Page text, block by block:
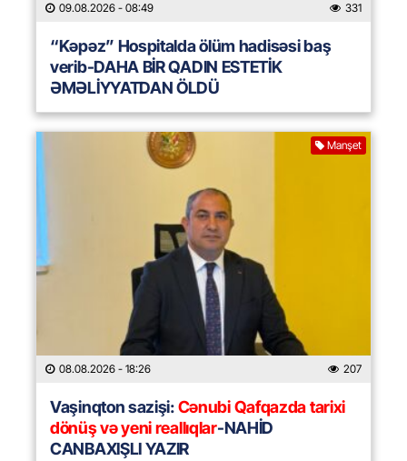
09.08.2026 - 08:49 331
“Kəpəz” Hospitalda ölüm hadisəsi baş
verib-DAHA BİR QADIN ESTETİK
ƏMƏLİYYATDAN ÖLDÜ
Manşet
08.08.2026 - 18:26 207
Vaşinqton sazişi:Cənubi Qafqazda tarixi
dönüş və yeni reallıqlar-NAHİD
CANBAXIŞLI YAZIR